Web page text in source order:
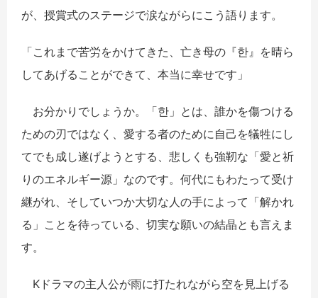
が、授賞式のステージで涙ながらにこう語ります。
「これまで苦労をかけてきた、亡き母の『한 』を晴ら
してあげることができて、本当に幸せです」
お分かりでしょうか。「한 」とは、誰かを傷つける
ための刃ではなく、愛する者のために自己を犠牲にし
てでも成し遂げようとする、悲しくも強靭な「愛と祈
りのエネルギー源」なのです。何代にもわたって受け
継がれ、そしていつか大切な人の手によって「解かれ
る」ことを待っている、切実な願いの結晶とも言えま
す。
K ドラマの主人公が雨に打たれながら空を見上げる